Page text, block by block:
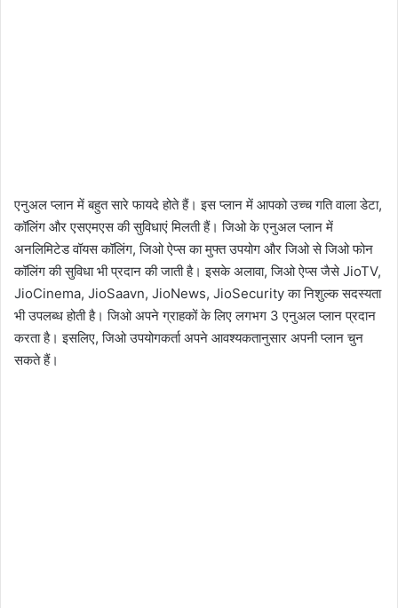
एनुअल प्लान में बहुत सारे फायदे होते हैं। इस प्लान में आपको उच्च गति वाला डेटा,
कॉलिंग और एसएमएस की सुविधाएं मिलती हैं। जिओ के एनुअल प्लान में
अनलिमिटेड वॉयस कॉलिंग, जिओ ऐप्स का मुफ्त उपयोग और जिओ से जिओ फोन
कॉलिंग की सुविधा भी प्रदान की जाती है। इसके अलावा, जिओ ऐप्स जैसे JioTV,
JioCinema, JioSaavn, JioNews, JioSecurity का निशुल्क सदस्यता
भी उपलब्ध होती है। जिओ अपने ग्राहकों के लिए लगभग 3 एनुअल प्लान प्रदान
करता है। इसलिए, जिओ उपयोगकर्ता अपने आवश्यकतानुसार अपनी प्लान चुन
सकते हैं।